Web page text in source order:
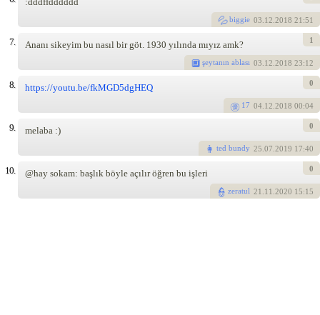
biggie 03.12.2018 21:51
7. Ananı sikeyim bu nasıl bir göt. 1930 yılında mıyız amk?
şeytanın ablası 03.12.2018 23:12
1
8. https://youtu.be/fkMGD5dgHEQ
17 04.12.2018 00:04
0
9. melaba :)
ted bundy 25.07.2019 17:40
0
10. @hay sokam: başlık böyle açılır öğren bu işleri
zeratul 21.11.2020 15:15
0